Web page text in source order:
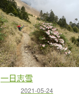
一日志雪
2021-05-24